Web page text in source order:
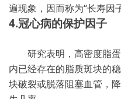
遍现象，因而称为“长寿因子
4.冠心病的保护因子
研究表明，高密度脂蛋
内已经存在的脂质斑块的
块破裂或脱落阻塞血管，